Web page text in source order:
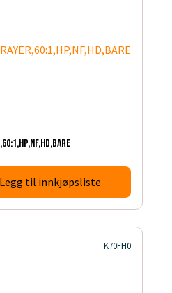
Legg til innkjøpsliste
K70FH0